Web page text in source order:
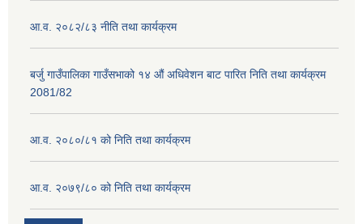
आ.व. २०८२/८३ नीति तथा कार्यक्रम
बर्जु गाउँपालिका गाउँसभाको १४ औं अधिवेशन बाट पारित निति तथा कार्यक्रम
2081/82
आ.व. २०८०/८१ को निति तथा कार्यक्रम
आ.व. २०७९/८० को निति तथा कार्यक्रम